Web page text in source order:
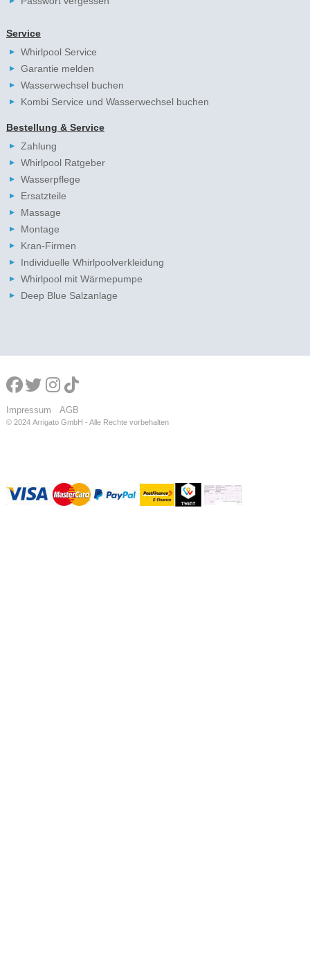
Service
Whirlpool Service
Garantie melden
Wasserwechsel buchen
Kombi Service und Wasserwechsel buchen
Bestellung & Service
Zahlung
Whirlpool Ratgeber
Wasserpflege
Ersatzteile
Massage
Montage
Kran-Firmen
Individuelle Whirlpoolverkleidung
Whirlpool mit Wärmepumpe
Deep Blue Salzanlage
Impressum AGB
© 2024 Arrigato GmbH - Alle Rechte vorbehalten